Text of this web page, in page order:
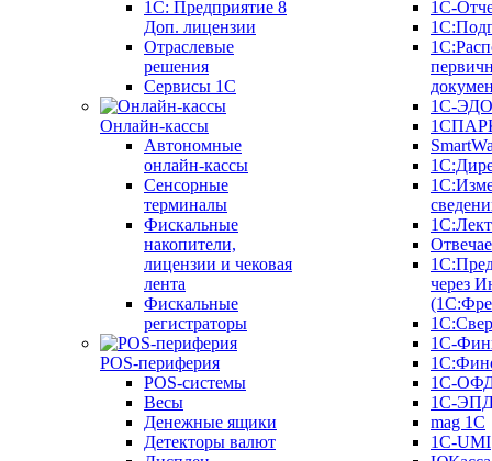
1C: Предприятие 8
Доп. лицензии
Отраслевые
решения
Сервисы 1С
Онлайн-кассы
Автономные
онлайн-кассы
Сенсорные
терминалы
Фискальные
накопители,
лицензии и чековая
лента
Фискальные
регистраторы
POS-периферия
POS-системы
Весы
Денежные ящики
Детекторы валют
1С-
1С-ЭДО
через
1С-
1С-
1С-
mag 1C
1C-UMI